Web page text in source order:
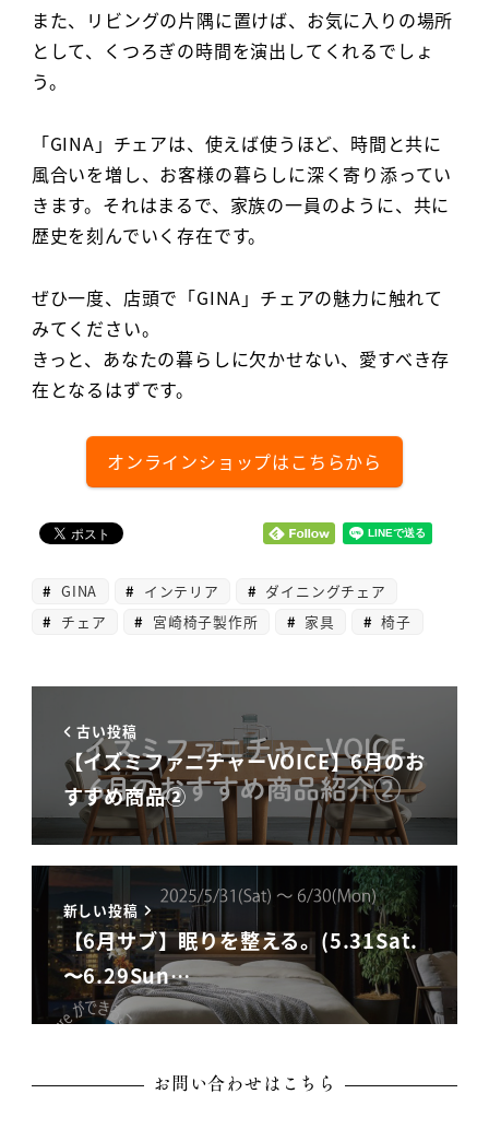
また、リビングの片隅に置けば、お気に入りの場所
として、くつろぎの時間を演出してくれるでしょ
う。
「GINA」チェアは、使えば使うほど、時間と共に
風合いを増し、お客様の暮らしに深く寄り添ってい
きます。それはまるで、家族の一員のように、共に
歴史を刻んでいく存在です。
ぜひ一度、店頭で「GINA」チェアの魅力に触れて
みてください。
きっと、あなたの暮らしに欠かせない、愛すべき存
在となるはずです。
オンラインショップはこちらから
GINA インテリア
ダイニングチェア
チェア
宮崎椅子製作所 家具 椅子
古い投稿
【イズミファニチャーVOICE】6月のお
すすめ商品②
新しい投稿
【6月サブ】眠りを整える。(5.31Sat.
〜6.29Sun…
お問い合わせはこちら